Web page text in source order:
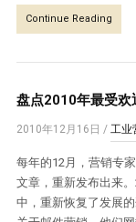
Continue Reading
盘点2010年最受欢
2010年12月16日 / 工业
每年的12月，营销专
文章，重新发布出来
中，重新恢复了发展